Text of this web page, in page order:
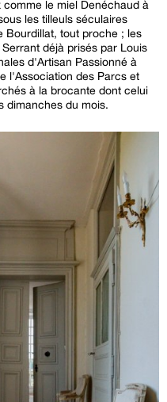
le miel Denéchaud à
les tilleuls séculaires
Bourdillat, tout proche ; les
déjà prisés par Louis
d'Artisan Passionné à
l'Association des Parcs et
à la brocante dont celui
dimanches du mois.